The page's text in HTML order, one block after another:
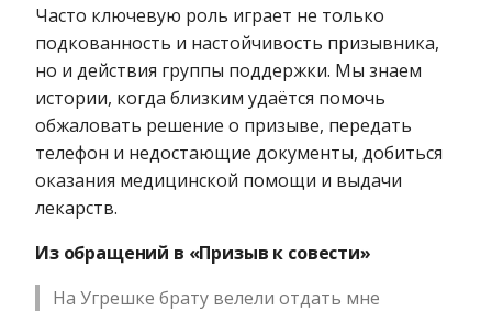
Часто ключевую роль играет не только
подкованность и настойчивость призывника,
но и действия группы поддержки. Мы знаем
истории, когда близким удаётся помочь
обжаловать решение о призыве, передать
телефон и недостающие документы, добиться
оказания медицинской помощи и выдачи
лекарств.
Из обращений в «Призыв к совести»
На Угрешке брату велели отдать мне